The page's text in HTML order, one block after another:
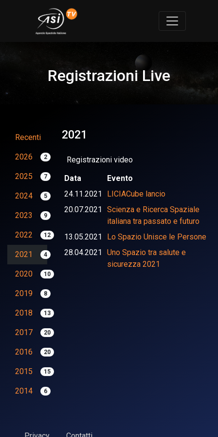
Registrazioni Live
Recenti
2026 2
2025 7
2024 5
2023 9
2022 12
2021 4
2020 10
2019 8
2018 13
2017 20
2016 20
2015 15
2014 6
2021
Registrazioni video
Data
Evento
24.11.2021
LICIACube lancio
20.07.2021
Scienza e Ricerca Spaziale
italiana tra passato e futuro
13.05.2021
Lo Spazio Unisce le Persone
28.04.2021
Uno Spazio tra salute e
sicurezza 2021